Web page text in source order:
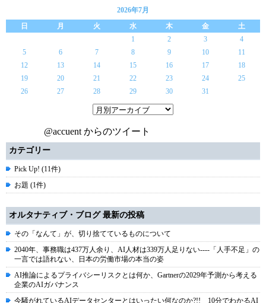
2026年7月
日
月 火 水 木 金
土
1
2 3
4
5
6 7 8 9 10
11
12
13 14 15 16 17
18
19
20 21 22 23 24
25
26
27 28 29 30 31
@accuent からのツイート
カテゴリー
Pick Up! (11件)
お題 (1件)
オルタナティブ・ブログ 最新の投稿
その「なんて」が、切り捨てているものについて
2040年、事務職は437万人余り、AI人材は339万人足りない----「人手不足」の
一言では語れない、日本の労働市場の本当の姿
AI推論によるプライバシーリスクとは何か、Gartnerの2029年予測から考える
企業のAIガバナンス
今騒がれているAIデータセンターとはいったい何なのか?!! 10分でわかるAI